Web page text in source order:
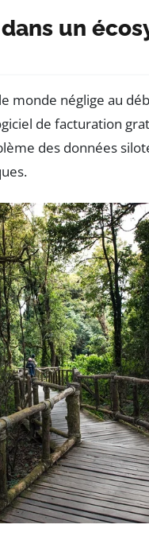
un
monde néglige au
de facturation
des données